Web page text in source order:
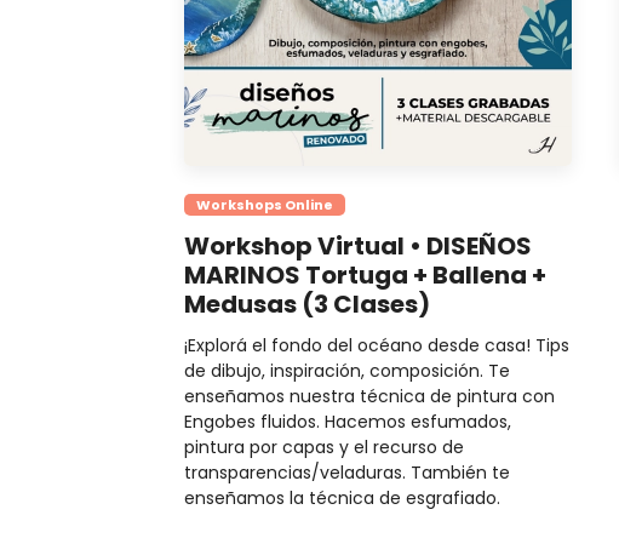
Workshops Online
Workshop Virtual • DISEÑOS
MARINOS Tortuga + Ballena +
Medusas (3 Clases)
¡Explorá el fondo del océano desde casa! Tips
de dibujo, inspiración, composición. Te
enseñamos nuestra técnica de pintura con
Engobes fluidos. Hacemos esfumados,
pintura por capas y el recurso de
transparencias/veladuras. También te
enseñamos la técnica de esgrafiado.